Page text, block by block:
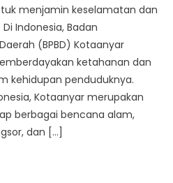
menjamin keselamatan dan
Indonesia, Badan
(BPBD) Kotaanyar
ketahanan dan
kehidupan penduduknya.
Kotaanyar merupakan
berbagai bencana alam,
dan […]